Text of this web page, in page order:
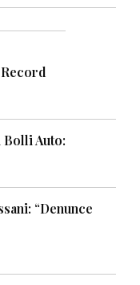
Bolli Auto:
“Denunce